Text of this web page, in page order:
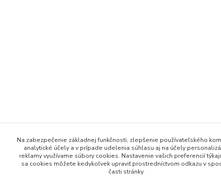
Na zabezpečenie základnej funkčnosti, zlepšenie používateľského
analytické účely a v prípade udelenia súhlasu aj na účely
reklamy využívame súbory cookies. Nastavenie vašich preferencií
sa cookies môžete kedykoľvek upraviť prostredníctvom odkazu v
časti stránky.